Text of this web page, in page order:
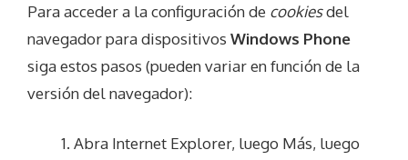
Para acceder a la configuración de cookiesdel
navegador para dispositivos Windows Phone
siga estos pasos (pueden variar en función de la
versión del navegador):
Abra Internet Explorer, luego Más, luego